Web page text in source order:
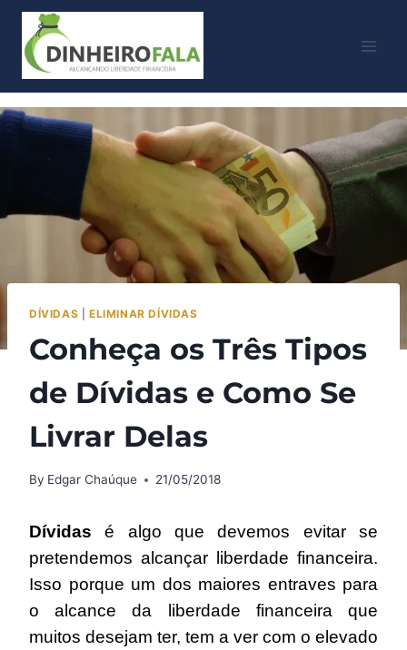
DÍVIDAS ELIMINAR DÍVIDAS
Conheça os Três Tipos
de Dívidas e Como Se
Livrar Delas
By Edgar Chaúque 21/05/2018
Dívidas é algo que devemos evitar se
pretendemos alcançar liberdade financeira.
Isso porque um dos maiores entraves para
o alcance da liberdade financeira que
muitos desejam ter, tem a ver com o elevado